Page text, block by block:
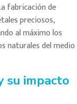
fabricación de
preciosos,
al máximo los
naturales del medio
su impacto